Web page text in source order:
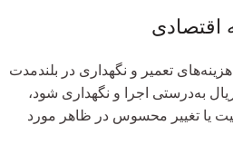
اقتصادی
تعمیر و نگهداری در بلندمدت
به‌درستی اجرا و نگهداری شود،
یا تغییر محسوس در ظاهر مورد